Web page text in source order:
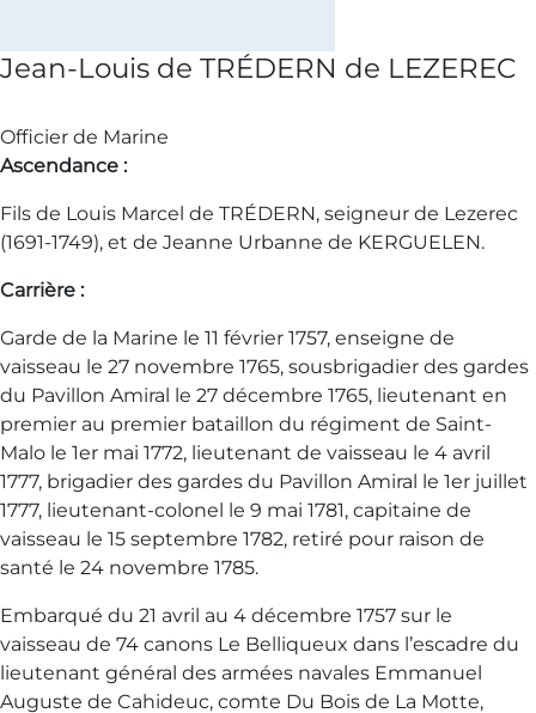
Jean-Louis de TRÉDERN de LEZEREC
Officier de Marine
Ascendance :
Fils de Louis Marcel de TRÉDERN, seigneur de Lezerec
(1691-1749), et de Jeanne Urbanne de KERGUELEN.
Carrière :
Garde de la Marine le 11 février 1757, enseigne de
vaisseau le 27 novembre 1765, sousbrigadier des gardes
du Pavillon Amiral le 27 décembre 1765, lieutenant en
premier au premier bataillon du régiment de Saint-
Malo le 1er mai 1772, lieutenant de vaisseau le 4 avril
1777, brigadier des gardes du Pavillon Amiral le 1er juillet
1777, lieutenant-colonel le 9 mai 1781, capitaine de
vaisseau le 15 septembre 1782, retiré pour raison de
santé le 24 novembre 1785.
Embarqué du 21 avril au 4 décembre 1757 sur le
vaisseau de 74 canons Le Belliqueux dans l’escadre du
lieutenant général des armées navales Emmanuel
Auguste de Cahideuc, comte Du Bois de La Motte,